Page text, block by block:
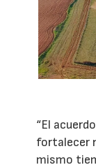
“El
fortalecer
mismo